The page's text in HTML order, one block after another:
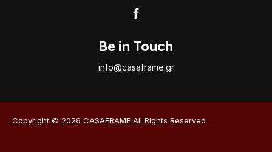
Be in Touch
info@casaframe.gr
Copyright © 2026 CASAFRAME All Rights Reserved